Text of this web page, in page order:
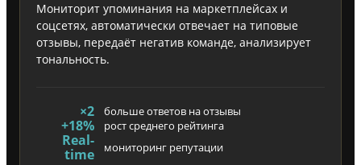
Мониторит упоминания на маркетплейсах и
соцсетях, автоматически отвечает на типовые
отзывы, передаёт негатив команде, анализирует
тональность.
×2 больше ответов на отзывы
+18% рост среднего рейтинга
Real-
time
мониторинг репутации